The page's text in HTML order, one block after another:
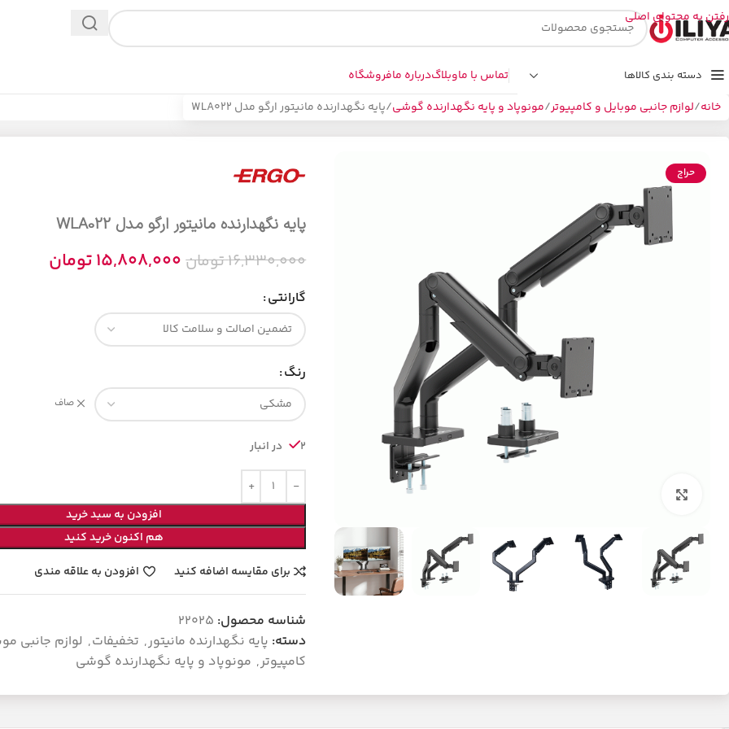
رفتن به محتوای اصلی
دسته بندی کالاها تماس با ماوبلاگدرباره مافروشگاه
خانه لوازم جانبی موبایل و کامپیوتر مونوپاد و پایه نگهدارنده گوشی پایه نگهدارنده مانیتور ارگو مدل WLA022
حراج
پایه نگهدارنده مانیتور ارگو مدل WLA022
16,330,000تومان 15,808,000تومان
گارانتی
رنگ
صاف
2 در انبار
افزودن به سبد خرید
هم اکنون خرید کنید
برای مقایسه اضافه کنید
افزودن به علاقه مندی
شناسه محصول: 22025
دسته: پایه نگهدارنده مانیتور, تخفیفات, لوازم جانبی
کامپیوتر, مونوپاد و پایه نگهدارنده گوشی